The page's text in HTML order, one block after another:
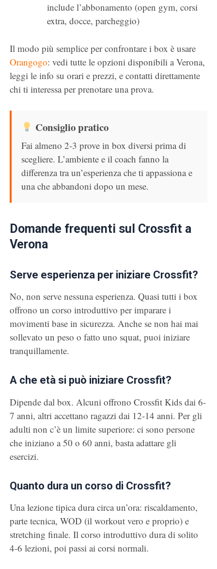
include l’abbonamento (open gym, corsi
extra, docce, parcheggio)
Il modo più semplice per confrontare i box è usare
Orangogo: vedi tutte le opzioni disponibili a Verona,
leggi le info su orari e prezzi, e contatti direttamente
chi ti interessa per prenotare una prova.
Consiglio pratico
Fai almeno 2-3 prove in box diversi prima di
scegliere. L’ambiente e il coach fanno la
differenza tra un’esperienza che ti appassiona e
una che abbandoni dopo un mese.
Domande frequenti sul Crossfit a
Verona
Serve esperienza per iniziare Crossfit?
No, non serve nessuna esperienza. Quasi tutti i box
offrono un corso introduttivo per imparare i
movimenti base in sicurezza. Anche se non hai mai
sollevato un peso o fatto uno squat, puoi iniziare
tranquillamente.
A che età si può iniziare Crossfit?
Dipende dal box. Alcuni offrono Crossfit Kids dai 6-
7 anni, altri accettano ragazzi dai 12-14 anni. Per gli
adulti non c’è un limite superiore: ci sono persone
che iniziano a 50 o 60 anni, basta adattare gli
esercizi.
Quanto dura un corso di Crossfit?
Una lezione tipica dura circa un’ora: riscaldamento,
parte tecnica, WOD (il workout vero e proprio) e
stretching finale. Il corso introduttivo dura di solito
4-6 lezioni, poi passi ai corsi normali.